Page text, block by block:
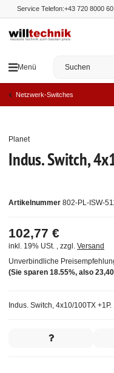
Service Telefon:+43 720 8000 60
Menü
Netzwerk-Switches
Indus. Switch,
Artikelnummer 802-PL-ISW-
Planet
Indus. Switch, 4x10/100TX
102,77 €
inkl. 19% USt. , zzgl. Versand
Unverbindliche
(Sie sparen 18.55%, also